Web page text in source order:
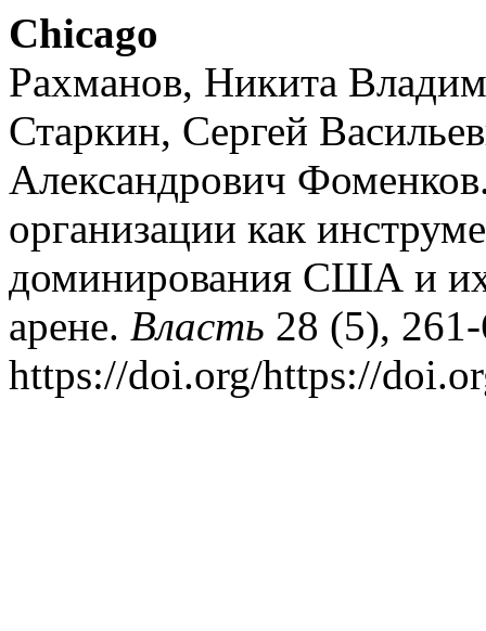
Chicago
Рахманов, Никита
Старкин, Сергей
Александрович
организации как
доминирования США и
арене. Власть 28 (5),
https://doi.org/https://